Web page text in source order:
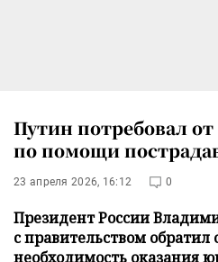
Путин потребовал
по помощи
23 апреля 2026, 16:12 0
Президент России
с правительством
необходимость оказания